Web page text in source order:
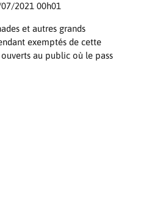
2021 00h01
et autres grands
exemptés de cette
au public où le pass